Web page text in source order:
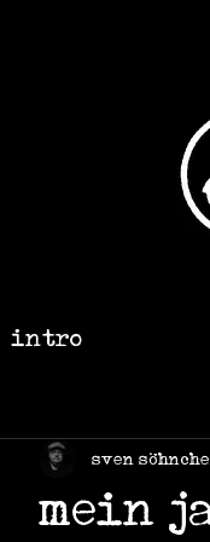
intro
mein
sven